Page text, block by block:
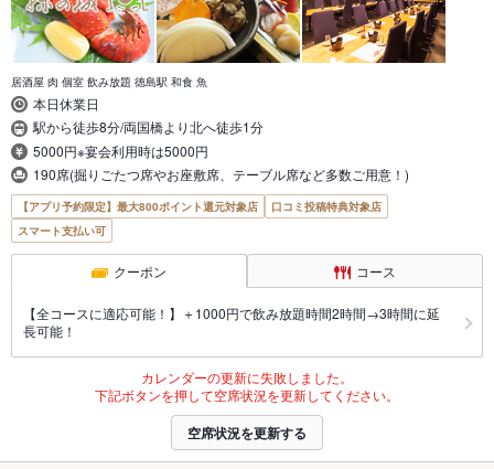
居酒屋 肉 個室 飲み放題 徳島駅 和食 魚
本日休業日
駅から徒歩8分/両国橋より北へ徒歩1分
5000円※宴会利用時は5000円
190席(掘りごたつ席やお座敷席、テーブル席など多数ご用意！)
【アプリ予約限定】最大800ポイント還元対象店
口コミ投稿特典対象店
スマート支払い可
クーポン コース
【全コースに適応可能！】＋1000円で飲み放題時間2時間→3時間に延
長可能！
カレンダーの更新に失敗しました。
下記ボタンを押して空席状況を更新してください。
空席状況を更新する